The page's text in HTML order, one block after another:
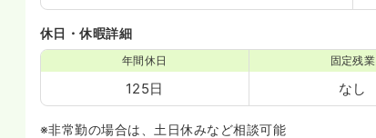
休日・休暇詳細
年間休日
125日
固定残業
なし
※非常勤の場合は、土日休みなど相談可能